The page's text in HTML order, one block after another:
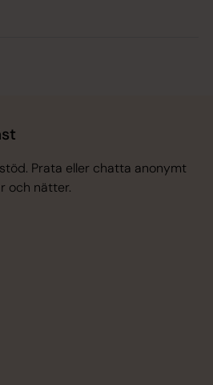
Prata eller chatta anonymt
och nätter.